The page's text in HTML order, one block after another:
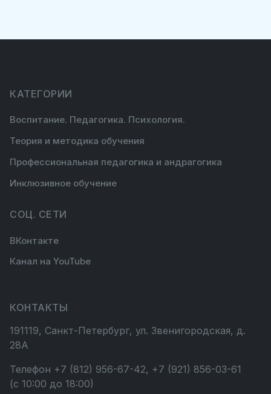
КАТЕГОРИИ
Воспитание. Педагогика. Психология.
Теория и методика обучения
Профессиональная педагогика и андрагогика
Инклюзивное обучение
СОЦ. СЕТИ
ВКонтакте
Канал на YouTube
КОНТАКТЫ
191119, Санкт-Петербург, ул. Звенигородская, д.
28А
Телефон +7 (812) 956-67-42, +7 (921) 856-03-61
(с 10:00 до 18:00)